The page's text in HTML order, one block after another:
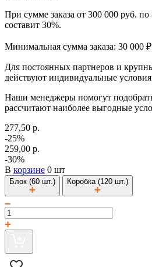
При сумме заказа от 300 000 руб. по
составит 30%.
Минимальная сумма заказа: 30 000
Для постоянных партнеров и
действуют индивидуальные условия
Наши менеджеры помогут
рассчитают наиболее выгодные
277,50 р.
-25%
259,00 р.
-30%
В корзине 0 шт
Блок (60 шт.) Коробка (120 шт.)